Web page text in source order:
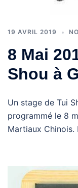
19 AVRIL 2019
8 Mai
Shou à
Un stage de Tui
programmé le 8
Martiaux